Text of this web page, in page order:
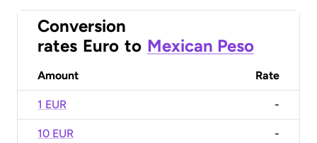
Conversion
rates Euro to Mexican Peso
Amount Rate
1 EUR -
10 EUR -